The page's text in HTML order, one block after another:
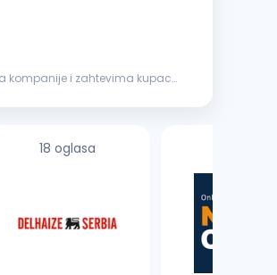
i zahtevima kupaca.
18 oglasa